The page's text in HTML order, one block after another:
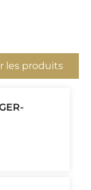
les produits